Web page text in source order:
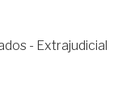
- Extrajudicial